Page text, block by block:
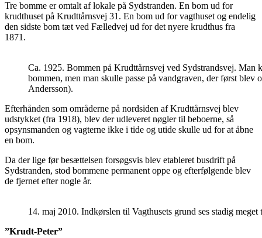
Tre bomme er omtalt af lokale på Sydstranden. En bom ud for
krudthuset på Krudttårnsvej 31. En bom ud for vagthuset og endelig
den sidste bom tæt ved Fælledvej ud for det nyere krudthus fra
1871.
Ca. 1925. Bommen på Krudttårnsvej ved Sydstrandsvej. Man
bommen, men man skulle passe på vandgraven, der først
Andersson).
Efterhånden som områderne på nordsiden af Krudttårnsvej blev
udstykket (fra 1918), blev der udleveret nøgler til beboerne, så
opsynsmanden og vagterne ikke i tide og utide skulle ud for at åbne
en bom.
Da der lige før besættelsen forsøgsvis blev etableret busdrift på
Sydstranden, stod bommene permanent oppe og efterfølgende blev
de fjernet efter nogle år.
14. maj 2010. Indkørslen til Vagthusets grund ses stadig
”Krudt-Peter”